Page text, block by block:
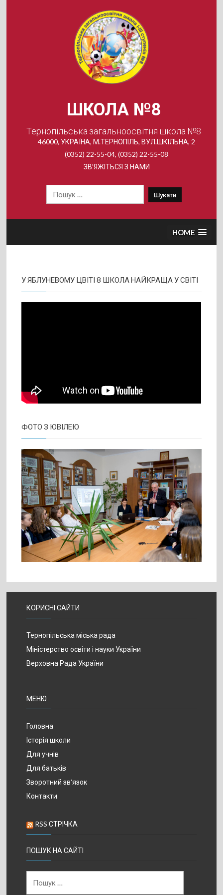
ШКОЛА №8
Тернопільська загальноосвітня школа №8
46000, УКРАЇНА, М.ТЕРНОПІЛЬ, ВУЛ.ШКІЛЬНА, 2
(0352) 22-55-04, (0352) 22-55-08
ЗВ'ЯЖІТЬСЯ З НАМИ
HOME
У ЯБЛУНЕВОМУ ЦВІТІ 8 ШКОЛА НАЙКРАЩА У СВІТІ
ФОТО З ЮВІЛЕЮ
КОРИСНІ САЙТИ
Тернопільська міська рада
Міністерство освіти і науки України
Верховна Рада України
МЕНЮ
Головна
Історія школи
Для учнів
Для батьків
Зворотний зв’язок
Контакти
RSS СТРІЧКА
ПОШУК НА САЙТІ